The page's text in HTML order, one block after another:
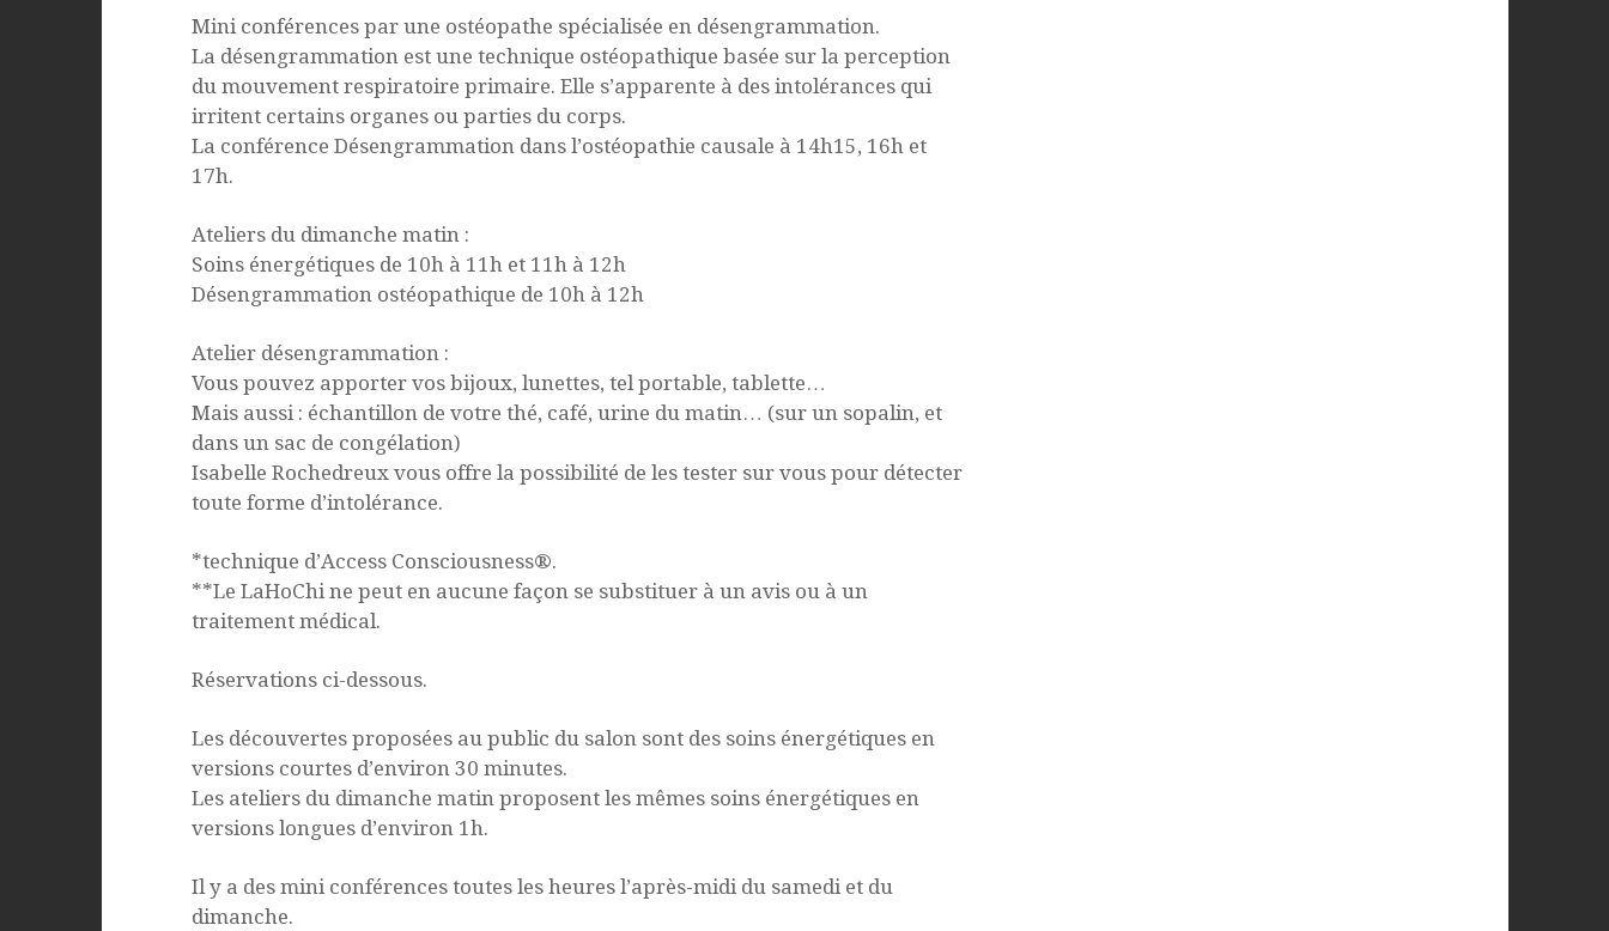
Mini conférences par une ostéopathe spécialisée en désengrammation.
La désengrammation est une technique ostéopathique basée sur la perception
du mouvement respiratoire primaire. Elle s’apparente à des intolérances qui
irritent certains organes ou parties du corps.
La conférence Désengrammation dans l’ostéopathie causale à 14h15, 16h et
17h.
Ateliers du dimanche matin :
Soins énergétiques de 10h à 11h et 11h à 12h
Désengrammation ostéopathique de 10h à 12h
Atelier désengrammation :
Vous pouvez apporter vos bijoux, lunettes, tel portable, tablette…
Mais aussi : échantillon de votre thé, café, urine du matin… (sur un sopalin, et
dans un sac de congélation)
Isabelle Rochedreux vous offre la possibilité de les tester sur vous pour détecter
toute forme d’intolérance.
*technique d’Access Consciousness®.
**Le LaHoChi ne peut en aucune façon se substituer à un avis ou à un
traitement médical.
Réservations ci-dessous.
Les découvertes proposées au public du salon sont des soins énergétiques en
versions courtes d’environ 30 minutes.
Les ateliers du dimanche matin proposent les mêmes soins énergétiques en
versions longues d’environ 1h.
Il y a des mini conférences toutes les heures l’après-midi du samedi et du
dimanche.